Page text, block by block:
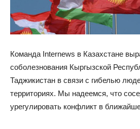
Команда Internews в Казахстане
соболезнования Кыргызской
Таджикистан в связи с гибелью
территориях. Мы надеемся, что
урегулировать конфликт в